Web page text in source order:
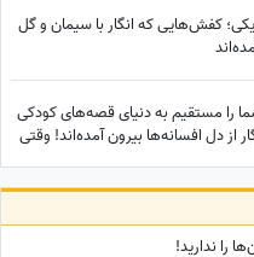
کفش‌هایی که انگار با سیمان و گل
را مستقیم به دنیای قصه‌های کودکی
از دل افسانه‌ها بیرون آمده‌اند! وقتی
را ندارید!